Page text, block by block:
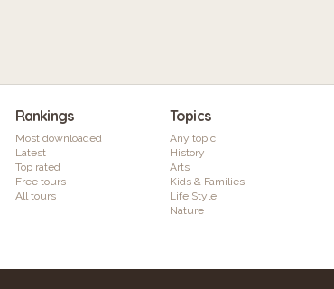
Rankings
Most downloaded
Latest
Top rated
Free tours
All tours
Topics
Any topic
History
Arts
Kids & Families
Life Style
Nature